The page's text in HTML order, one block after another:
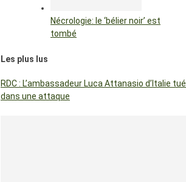
Nécrologie: le ‘bélier noir’ est
tombé
Les plus lus
RDC : L’ambassadeur Luca Attanasio d’Italie tué
dans une attaque